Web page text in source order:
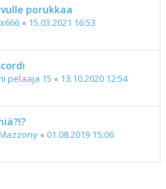
porukkaa
« 15.03.2021 16:53
pelaaja 15 « 13.10.2020 12:54
« 01.08.2019 15:06